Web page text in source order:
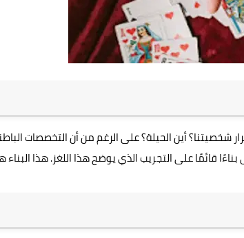
أين الحيلة؟ على الرغم من أن التخصصات
قائمًا على التجريب الذي يوضح هذا اللغز. هذا البناء